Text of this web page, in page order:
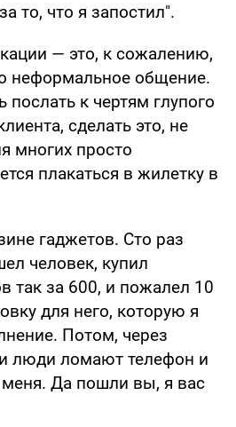
то, что я запостил".
— это, к сожалению,
неформальное общение.
послать к чертям глупого
сделать это, не
многих просто
плакаться в жилетку в
гаджетов. Сто раз
человек, купил
так за 600, и пожалел 10
для него, которую я
Потом, через
люди ломают телефон и
меня. Да пошли вы, я вас